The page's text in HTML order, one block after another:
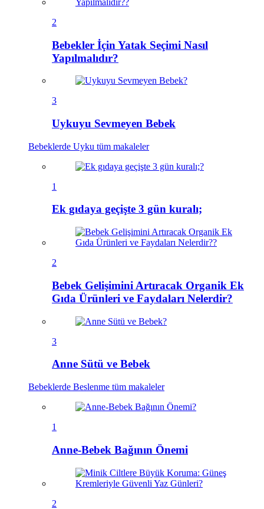
2
Bebekler İçin Yatak Seçimi Nasıl
Yapılmalıdır?
3
Uykuyu Sevmeyen Bebek
Bebeklerde Uyku tüm makaleler
1
Ek gıdaya geçişte 3 gün kuralı;
2
Bebek Gelişimini Artıracak Organik Ek
Gıda Ürünleri ve Faydaları Nelerdir?
3
Anne Sütü ve Bebek
Bebeklerde Beslenme tüm makaleler
1
Anne-Bebek Bağının Önemi
2